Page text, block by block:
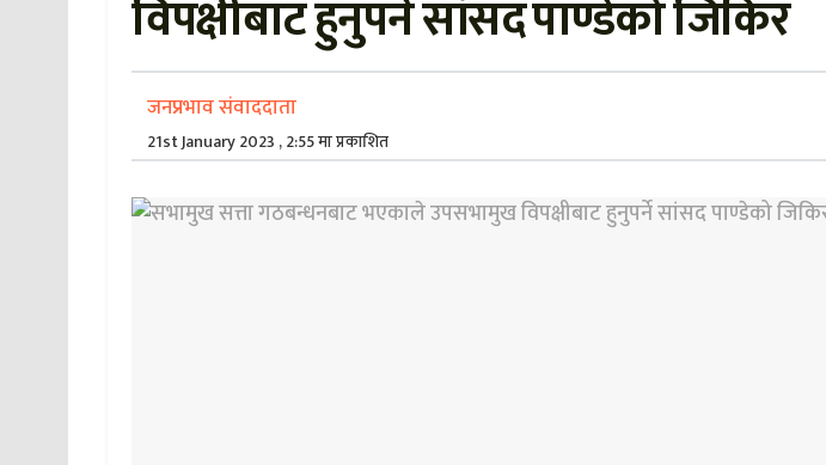
विपक्षीबाट हुनुपर्ने सांसद पाण्डेको जिकिर
जनप्रभाव संवाददाता
21st January 2023 , 2:55 मा प्रकाशित